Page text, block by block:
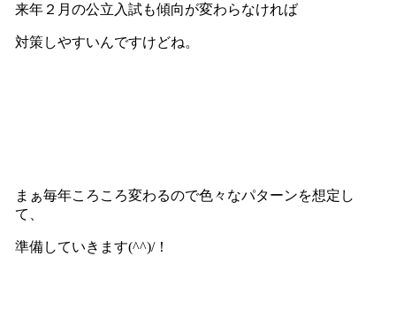
来年２月の公立入試も傾向が変わらなければ
対策しやすいんですけどね。
まぁ毎年ころころ変わるので色々なパターンを想定し
て、
準備していきます(^^)/！